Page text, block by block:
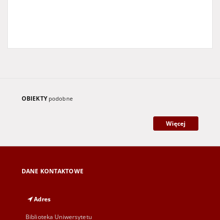
OBIEKTY podobne
Więcej
DANE KONTAKTOWE
Adres
Biblioteka Uniwersytetu